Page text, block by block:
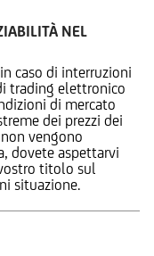
NEL
caso di interruzioni
trading elettronico
di mercato
dei prezzi dei
vengono
dovete aspettarvi
titolo sul
situazione.